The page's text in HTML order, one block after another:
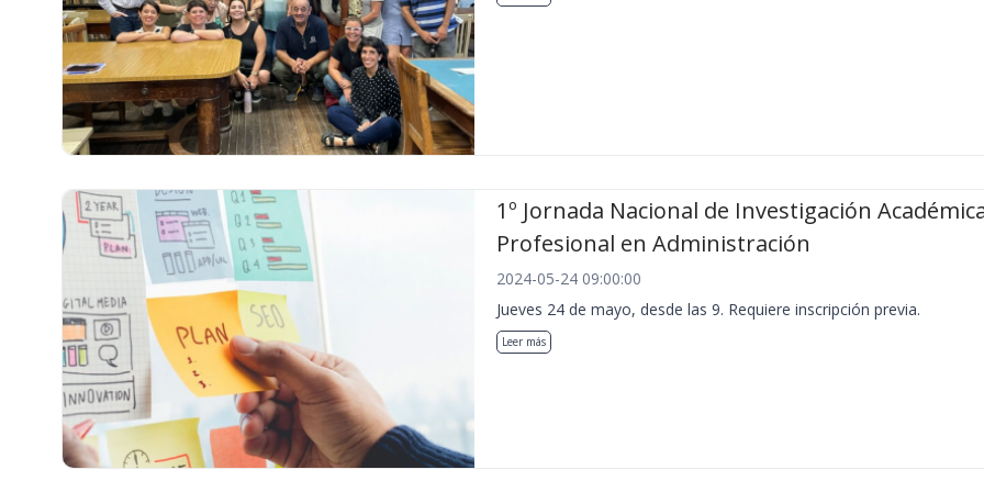
1º Jornada Nacional de Investigación
Profesional en Administración
2024-05-24 09:00:00
Jueves 24 de mayo, desde las 9. Requiere inscripción previa.
Leer más